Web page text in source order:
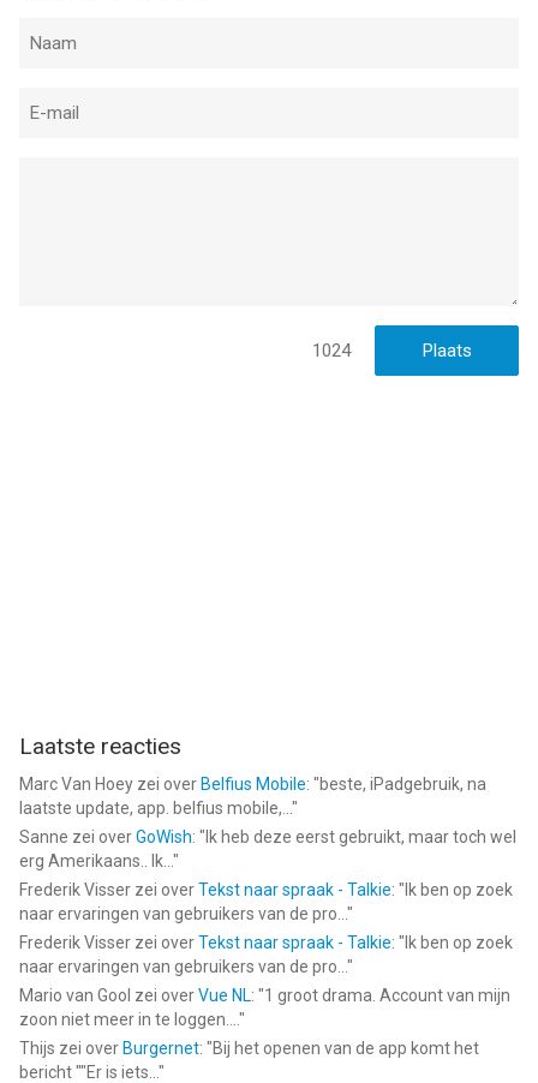
1024
Laatste reacties
Marc Van Hoey zei over Belfius Mobile: "beste, iPadgebruik, na
laatste update, app. belfius mobile,... "
Sanne zei overGoWish: " Ik heb deze eerst gebruikt, maar toch wel
erg Amerikaans.. Ik... "
Frederik Visser zei overTekst naar spraak - Talkie: " Ik ben op zoek
naar ervaringen van gebruikers van de pro... "
Frederik Visser zei overTekst naar spraak - Talkie: " Ik ben op zoek
naar ervaringen van gebruikers van de pro... "
Mario van Gool zei overVue NL: "1 groot drama. Account van mijn
zoon niet meer in te loggen.... "
Thijs zei over Burgernet: "Bij het openen van de app komt het
bericht ""Er is iets... "